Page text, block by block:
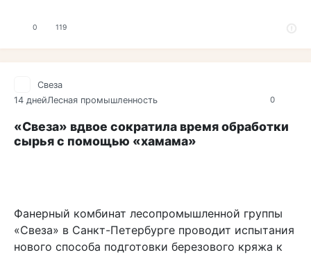
0 119
0
Свеза
14 днейЛесная промышленность
«Свеза» вдвое сократила время обработки
сырья с помощью «хамама»
Фанерный комбинат лесопромышленной группы
«Свеза» в Санкт-Петербурге проводит испытания
нового способа подготовки березового кряжа к